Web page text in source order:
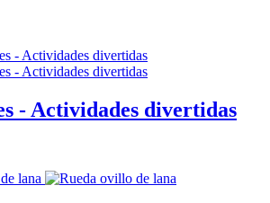
- Actividades divertidas